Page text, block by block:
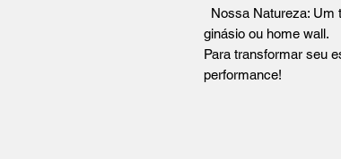
Nossa Natureza: Um
ginásio ou home wall.
​Para transformar seu
performance!